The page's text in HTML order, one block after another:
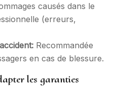
causés dans le
(erreurs,
Recommandée
en cas de blessure.
les garanties